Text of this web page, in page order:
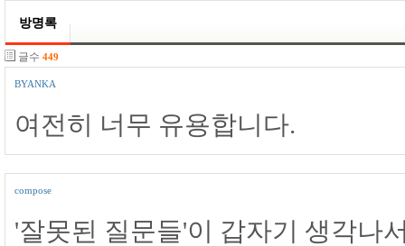
방명록
글수 449
BYANKA
여전히 너무 유용합니다.
compose
'잘못된 질문들'이 갑자기 생각나